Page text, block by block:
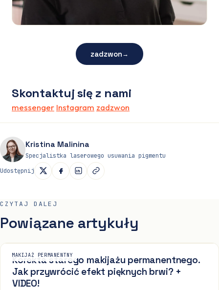
zadzwon→
Skontaktuj się z nami
messenger Instagram zadzwon
Kristina Malinina
Specjalistka laserowego usuwania pigmentu
Udostępnij
CZYTAJ DALEJ
Powiązane artykuły
MAKIJAŻ PERMANENTNY
Korekta starego makijażu permanentnego.
Jak przywrócić efekt pięknych brwi? +
VIDEO!